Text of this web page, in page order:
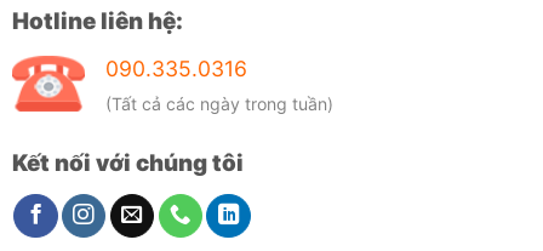
Hotline liên hệ:
090.335.0316
(Tất cả các ngày trong tuần)
Kết nối với chúng tôi